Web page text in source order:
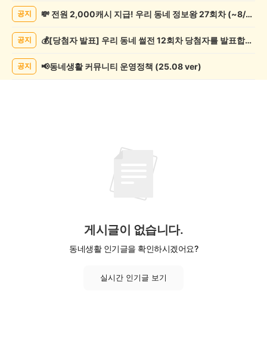
록
공지 💸 전원 2,000캐시 지급! 우리 동네 정보왕 27회차 (~8/10)
공지 💰[당첨자 발표] 우리 동네 썰전 12회차 당첨자를 발표합니다!
공지 📢동네생활 커뮤니티 운영정책 (25.08 ver)
게시글이 없습니다.
동네생활 인기글을 확인하시겠어요?
실시간 인기글 보기